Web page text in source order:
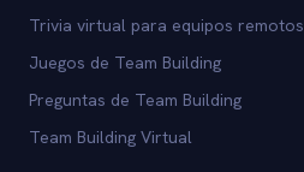
Trivia virtual para equipos remotos
Juegos de Team Building
Preguntas de Team Building
Team Building Virtual